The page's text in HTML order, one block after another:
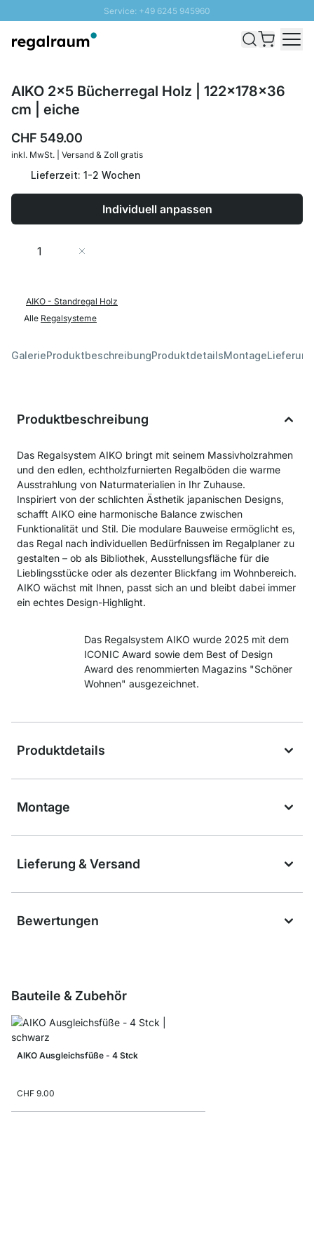
Service: +49 6245 945960
Versand & Zoll gratis ab 300 CHF
AIKO 2x5 Bücherregal Holz | 122x178x36
cm | eiche
CHF 549.00
inkl. MwSt. | Versand & Zoll gratis
Lieferzeit: 1-2 Wochen
Individuell anpassen
Menge
AIKO - Standregal Holz
Alle Regalsysteme
GalerieProduktbeschreibungProduktdetailsMontage
Produktbeschreibung
Das Regalsystem AIKO bringt mit seinem Massivholzrahmen
und den edlen, echtholzfurnierten Regalböden die warme
Ausstrahlung von Naturmaterialien in Ihr Zuhause.
Inspiriert von der schlichten Ästhetik japanischen Designs,
schafft AIKO eine harmonische Balance zwischen
Funktionalität und Stil. Die modulare Bauweise ermöglicht es,
das Regal nach individuellen Bedürfnissen im Regalplaner zu
gestalten – ob als Bibliothek, Ausstellungsfläche für die
Lieblingsstücke oder als dezenter Blickfang im Wohnbereich.
AIKO wächst mit Ihnen, passt sich an und bleibt dabei immer
ein echtes Design-Highlight.
Das Regalsystem AIKO wurde 2025 mit dem
ICONIC Award sowie dem Best of Design
Award des renommierten Magazins "Schöner
Wohnen" ausgezeichnet.
Produktdetails
Montage
Lieferung & Versand
Bewertungen
Bauteile & Zubehör
AIKO Ausgleichsfüße - 4 Stck
CHF 9.00